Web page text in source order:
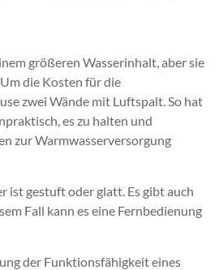
größeren Wasserinhalt, aber sie
die Kosten für die
zwei Wände mit Luftspalt. So hat
es zu halten und
zur Warmwasserversorgung
ist gestuft oder glatt. Es gibt auch
Fall kann es eine Fernbedienung
der Funktionsfähigkeit eines